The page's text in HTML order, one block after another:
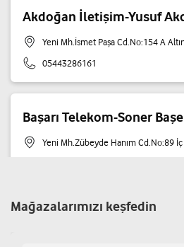
Akdoğan İletişim-Yusuf
Yeni Mh.İsmet Paşa Cd.No:154 A
05443286161
Başarı Telekom-Soner
Yeni Mh.Zübeyde Hanım Cd.No:89
Teknolojik Destek Merkezi
Mağazalarımızı keşfedin